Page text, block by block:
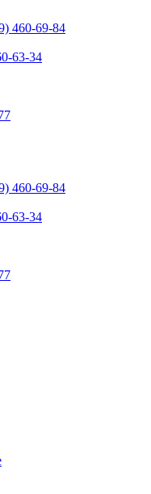
460-69-84
63-34
460-69-84
63-34